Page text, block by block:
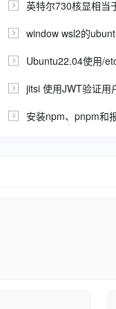
 英特尔730核显相当
 window wsl2的
 Ubuntu22.04使用/
 jitsi 使用JWT验证用
 安装npm、pnpm和